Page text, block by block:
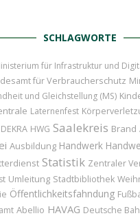
SCHLAGWORTE
für Infrastruktur und
für Verbraucherschutz
und Gleichstellung (MS)
Laternenfest
DEKRA HWG Saalekreis Brand
Ausbildung Handwerk
Statistik Zentraler
Umleitung Stadtbibliothek
Öffentlichkeitsfahndung
Abellio HAVAG Deutsche